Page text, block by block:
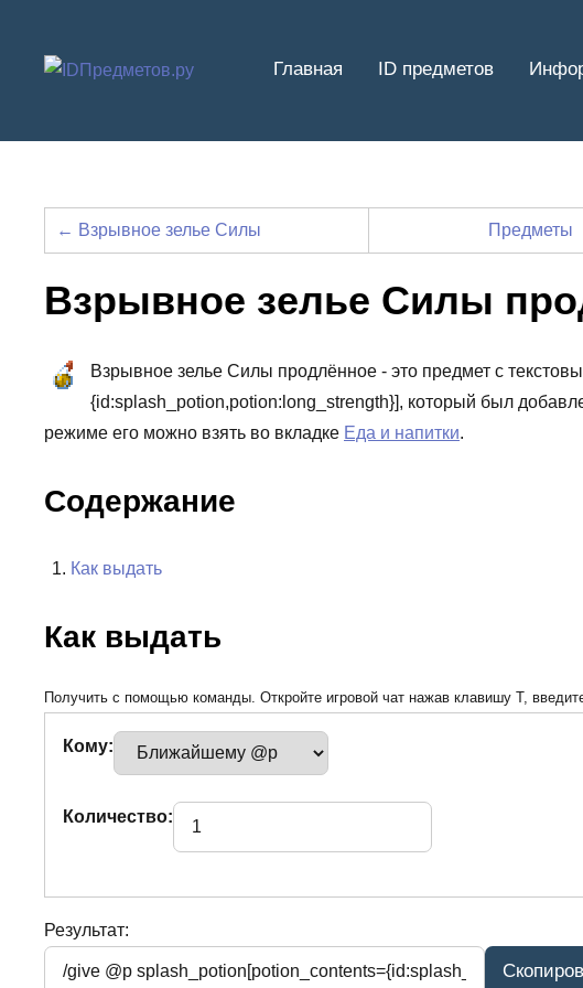
содержимому
Главная ID предметов
← Взрывное зелье Силы Предметы
Взрывное зелье Силы
Взрывное зелье Силы продлённое - это предмет с
{id:splash_potion,potion:long_strength}], который был
режиме его можно взять во вкладке Еда и напитки.
Содержание
Как выдать
Как выдать
Получить с помощью команды. Откройте игровой чат нажав клавишу T,
Кому:
Количество:
Результат: